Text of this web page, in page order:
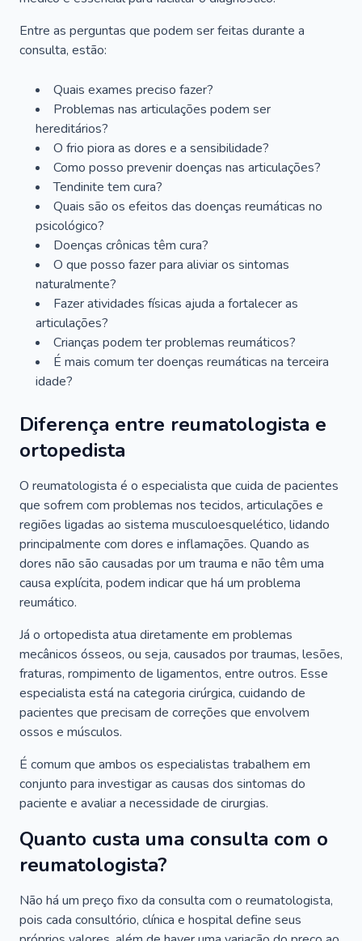
Entre as perguntas que podem ser feitas durante a
consulta, estão:
Quais exames preciso fazer?
Problemas nas articulações podem ser
hereditários?
O frio piora as dores e a sensibilidade?
Como posso prevenir doenças nas articulações?
Tendinite tem cura?
Quais são os efeitos das doenças reumáticas no
psicológico?
Doenças crônicas têm cura?
O que posso fazer para aliviar os sintomas
naturalmente?
Fazer atividades físicas ajuda a fortalecer as
articulações?
Crianças podem ter problemas reumáticos?
É mais comum ter doenças reumáticas na terceira
idade?
Diferença entre reumatologista e
ortopedista
O reumatologista é o especialista que cuida de pacientes
que sofrem com problemas nos tecidos, articulações e
regiões ligadas ao sistema musculoesquelético, lidando
principalmente com dores e inflamações. Quando as
dores não são causadas por um trauma e não têm uma
causa explícita, podem indicar que há um problema
reumático.
Já o ortopedista atua diretamente em problemas
mecânicos ósseos, ou seja, causados por traumas, lesões,
fraturas, rompimento de ligamentos, entre outros. Esse
especialista está na categoria cirúrgica, cuidando de
pacientes que precisam de correções que envolvem
ossos e músculos.
É comum que ambos os especialistas trabalhem em
conjunto para investigar as causas dos sintomas do
paciente e avaliar a necessidade de cirurgias.
Quanto custa uma consulta com o
reumatologista?
Não há um preço fixo da consulta com o reumatologista,
pois cada consultório, clínica e hospital define seus